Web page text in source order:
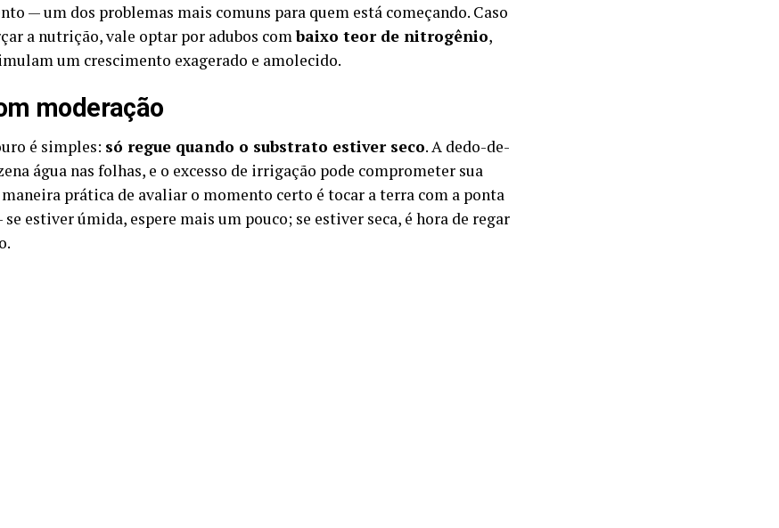
— um dos problemas mais comuns para quem está começando. Caso
a nutrição, vale optar por adubos combaixo teor de nitrogênio,
um crescimento exagerado e amolecido.
moderação
é simples: só regue quando o substrato estiver seco. A dedo-de-
água nas folhas, e o excesso de irrigação pode comprometer sua
maneira prática de avaliar o momento certo é tocar a terra com a ponta
se estiver úmida, espere mais um pouco; se estiver seca, é hora de regar